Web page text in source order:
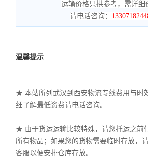
运输价格只拱参考，需详细
请电话咨询：
温馨提示
★ 本站所列武汉到西安物流专线费用与时
细了解最低资费请电话咨询。
★ 由于货运运输比较特殊，请您托运之前
所有物品；如果您的货物需要临时存放，
客服以便安排仓库存放。